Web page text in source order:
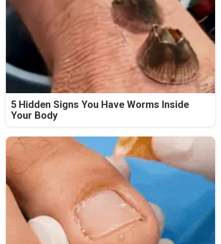
5 Hidden Signs You Have Worms Inside
Your Body